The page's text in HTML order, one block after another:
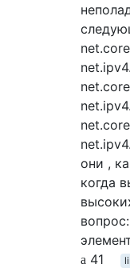
они ,
когда
41